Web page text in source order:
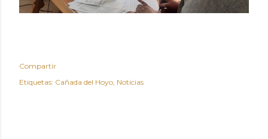
Compartir
Etiquetas: Cañada del Hoyo Noticias